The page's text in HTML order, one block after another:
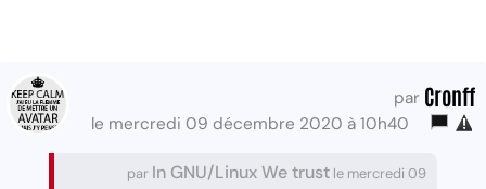
par Cronff
le mercredi 09 décembre 2020 à 10h40
par In GNU/Linux We trust le mercredi 09